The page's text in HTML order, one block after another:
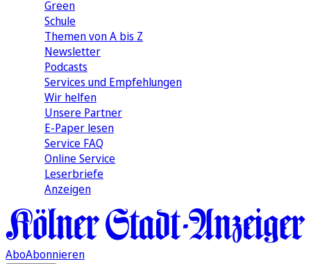
Green
Schule
Themen von A bis Z
Newsletter
Podcasts
Services und Empfehlungen
Wir helfen
Unsere Partner
E-Paper lesen
Service FAQ
Online Service
Leserbriefe
Anzeigen
AboAbonnieren